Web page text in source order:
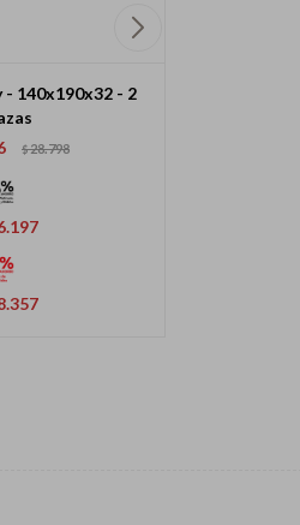
140x190x32 - 2
$28.798